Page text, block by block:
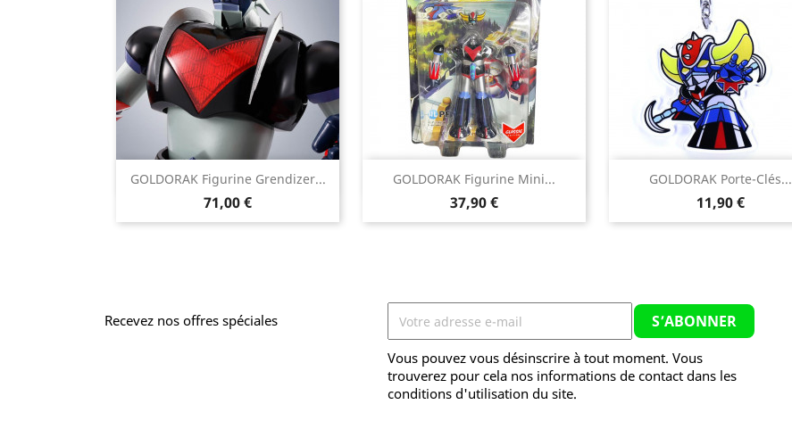
GOLDORAK Figurine Grendizer...
Prix
71,00 €
Aperçu rapide GOLDORAK Figurine Mini...
Prix
37,90 €
Aperçu rapide GOLDORAK Porte-Clés...
Prix
11,90 €
Aperçu rapide
Recevez nos offres spéciales
Vous pouvez vous désinscrire à tout moment. Vous
trouverez pour cela nos informations de contact dans les
conditions d'utilisation du site.